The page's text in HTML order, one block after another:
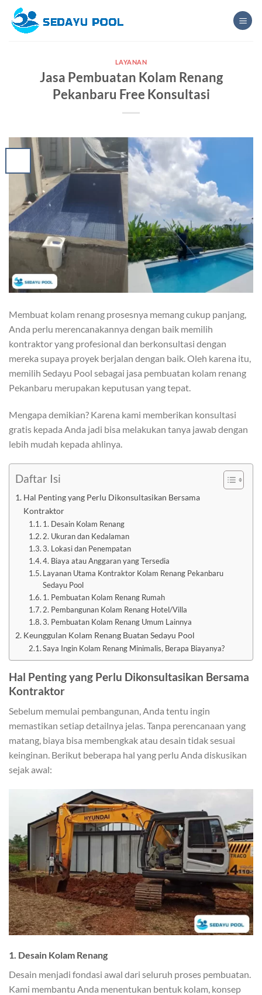
content
LAYANAN
Jasa Pembuatan Kolam Renang
Pekanbaru Free Konsultasi
Membuat kolam renang prosesnya memang cukup panjang,
Anda perlu merencanakannya dengan baik memilih
kontraktor yang profesional dan berkonsultasi dengan
mereka supaya proyek berjalan dengan baik. Oleh karena itu,
memilih Sedayu Pool sebagai jasa pembuatan kolam renang
Pekanbaru merupakan keputusan yang tepat.
Mengapa demikian? Karena kami memberikan konsultasi
gratis kepada Anda jadi bisa melakukan tanya jawab dengan
lebih mudah kepada ahlinya.
Daftar Isi
Hal Penting yang Perlu Dikonsultasikan Bersama
Kontraktor
1. Desain Kolam Renang
2. Ukuran dan Kedalaman
3. Lokasi dan Penempatan
4. Biaya atau Anggaran yang Tersedia
Layanan Utama Kontraktor Kolam Renang Pekanbaru
Sedayu Pool
1. Pembuatan Kolam Renang Rumah
2. Pembangunan Kolam Renang Hotel/Villa
3. Pembuatan Kolam Renang Umum Lainnya
Keunggulan Kolam Renang Buatan Sedayu Pool
Saya Ingin Kolam Renang Minimalis, Berapa Biayanya?
Hal Penting yang Perlu Dikonsultasikan Bersama
Kontraktor
Sebelum memulai pembangunan, Anda tentu ingin
memastikan setiap detailnya jelas. Tanpa perencanaan yang
matang, biaya bisa membengkak atau desain tidak sesuai
keinginan. Berikut beberapa hal yang perlu Anda diskusikan
sejak awal:
1. Desain Kolam Renang
Desain menjadi fondasi awal dari seluruh proses pembuatan.
Kami membantu Anda menentukan bentuk kolam, konsep